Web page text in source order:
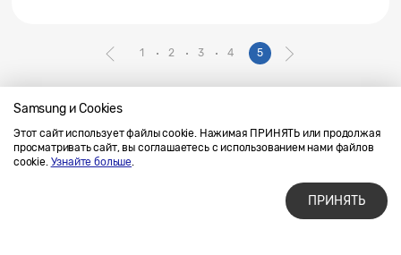
Samsung и Cookies
Этот сайт использует файлы cookie. Нажимая ПРИНЯТЬ или продолжая
просматривать сайт, вы соглашаетесь с использованием нами файлов
cookie. Узнайте больше.
ПРИНЯТЬ
1 2 3 4 5
Напишите нам
SAMSUNG.COM
Условия использования материалов